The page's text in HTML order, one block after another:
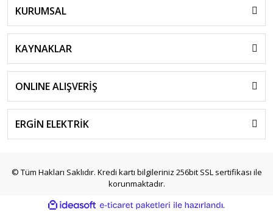
KURUMSAL
KAYNAKLAR
ONLINE ALIŞVERİŞ
ERGİN ELEKTRİK
© Tüm Hakları Saklıdır. Kredi kartı bilgileriniz 256bit SSL sertifikası ile
korunmaktadır.
ideasoft e-